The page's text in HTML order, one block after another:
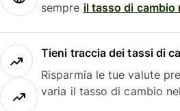
sempre il tasso di cambio
Tieni traccia dei tassi di
Risparmia le tue valute
varia il tasso di cambio